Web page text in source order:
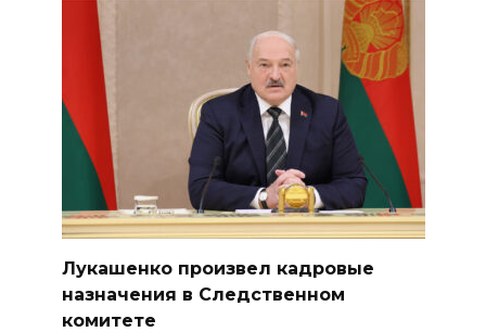
Лукашенко произвел кадровые
назначения в Следственном
комитете